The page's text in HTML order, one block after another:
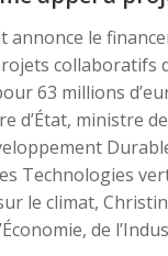
annonce le
collaboratifs
63 millions
d’État, ministre
Technologies
le climat,
de